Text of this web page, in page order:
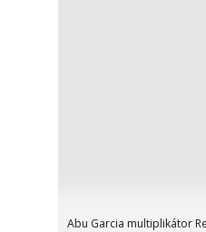
Abu Garcia multiplikátor